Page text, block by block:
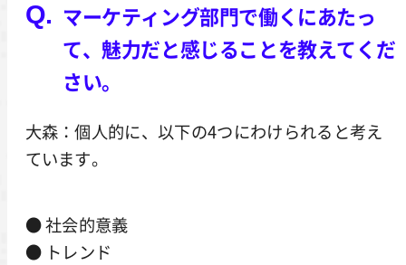
マーケティング部門で働くにあたっ
て、魅力だと感じることを教えてくだ
さい。
大森：個人的に、以下の4つにわけられると考え
ています。
● 社会的意義
● トレンド